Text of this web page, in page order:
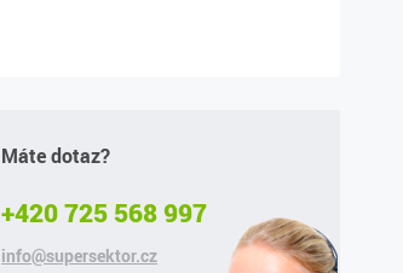
Máte dotaz?
+420 725 568 997
info@supersektor.cz